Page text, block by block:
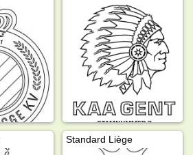
Standard Liège